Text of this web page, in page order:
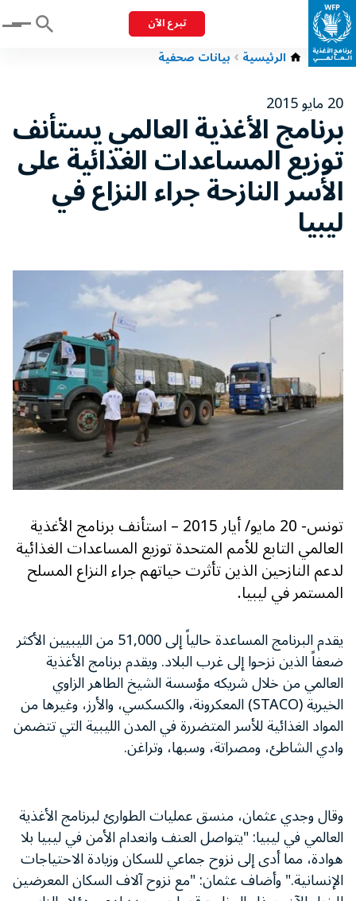
تبرع الآن Menu
الرئيسية بيانات صحفية
20 مايو 2015
برنامج الأغذية العالمي يستأنف
توزيع المساعدات الغذائية على
الأسر النازحة جراء النزاع في
ليبيا
تونس- 20 مايو/ أيار 2015 – استأنف برنامج الأغذية
العالمي التابع للأمم المتحدة توزيع المساعدات الغذائية
لدعم النازحين الذين تأثرت حياتهم جراء النزاع المسلح
المستمر في ليبيا.
يقدم البرنامج المساعدة حالياً إلى 51,000 من الليبيين الأكثر
ضعفاً الذين نزحوا إلى غرب البلاد. ويقدم برنامج الأغذية
العالمي من خلال شريكه مؤسسة الشيخ الطاهر الزاوي
الخيرية (STACO) المعكرونة، والكسكسي، والأرز، وغيرها من
المواد الغذائية للأسر المتضررة في المدن الليبية التي تتضمن
وادي الشاطئ، ومصراتة، وسبها، وتراغن.
وقال وجدي عثمان، منسق عمليات الطوارئ لبرنامج الأغذية
العالمي في ليبيا: "يتواصل العنف وانعدام الأمن في ليبيا بلا
هوادة، مما أدى إلى نزوح جماعي للسكان وزيادة الاحتياجات
الإنسانية." وأضاف عثمان: "مع نزوح آلاف السكان المعرضين